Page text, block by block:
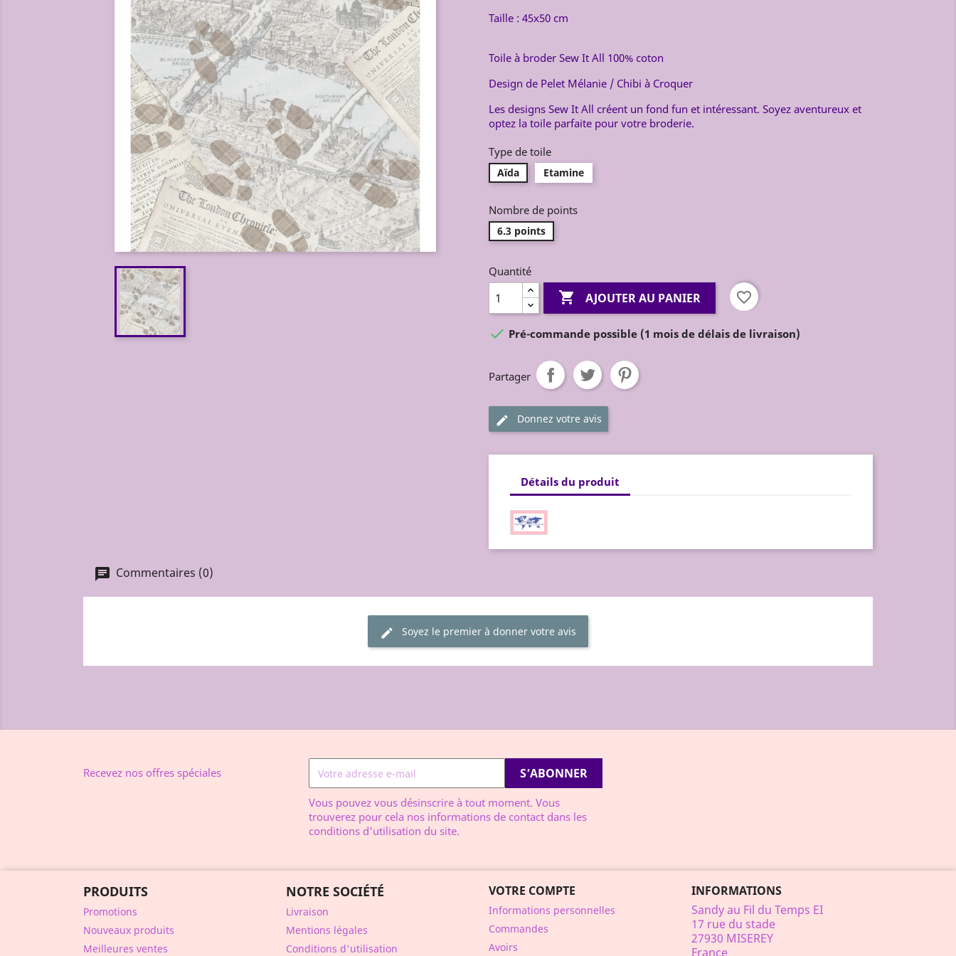
Taille : 45x50 cm
Toile à broder Sew It All 100% coton
Design de Pelet Mélanie / Chibi à Croquer
Les designs Sew It All créent un fond fun et intéressant. Soyez aventureux et
optez la toile parfaite pour votre broderie.
Type de toile
Aïda Etamine
Nombre de points
6.3 points
Quantité
 AJOUTER AU PANIER favorite_border
 Pré-commande possible (1 mois de délais de livraison)
Partager
Donnez votre avis
Détails du produit
Commentaires (0)
Soyez le premier à donner votre avis
Recevez nos offres spéciales
Vous pouvez vous désinscrire à tout moment. Vous
trouverez pour cela nos informations de contact dans les
conditions d'utilisation du site.
PRODUITS
Promotions
Nouveaux produits
Meilleures ventes
NOTRE SOCIÉTÉ
Livraison
Mentions légales
Conditions d'utilisation
VOTRE COMPTE
Informations personnelles
Commandes
Avoirs
INFORMATIONS
Sandy au Fil du Temps EI
17 rue du stade
27930 MISEREY
France